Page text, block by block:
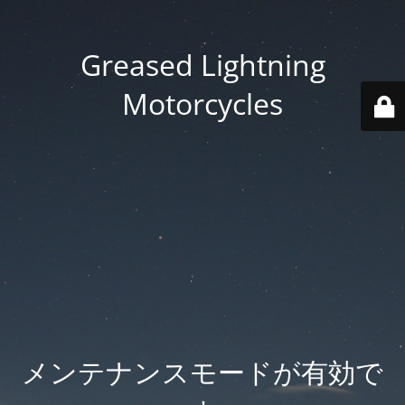
Greased Lightning
Motorcycles
メンテナンスモードが有効で